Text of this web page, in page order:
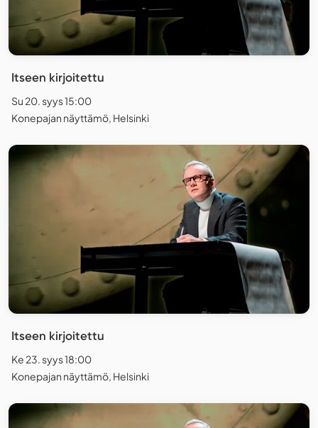
Itseen kirjoitettu
Su 20. syys 15:00
Konepajan näyttämö, Helsinki
Itseen kirjoitettu
Ke 23. syys 18:00
Konepajan näyttämö, Helsinki